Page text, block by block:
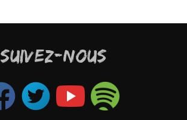
SUIVEZ-NOUS